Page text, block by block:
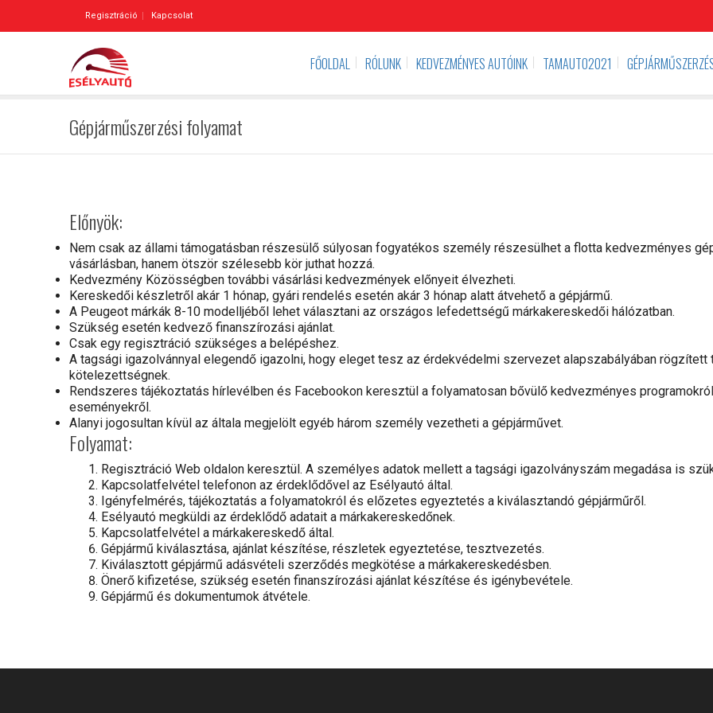
Regisztráció Kapcsolat
FŐOLDAL RÓLUNK KEDVEZMÉNYES AUTÓINK TAMAUTO2021
Gépjárműszerzési folyamat
Előnyök:
Nem csak az állami támogatásban részesülő súlyosan fogyatékos személy részesülhet a flotta kedvezményes
vásárlásban, hanem ötször szélesebb kör juthat hozzá.
Kedvezmény Közösségben további vásárlási kedvezmények előnyeit élvezheti.
Kereskedői készletről akár 1 hónap, gyári rendelés esetén akár 3 hónap alatt átvehető a gépjármű.
A Peugeot márkák 8-10 modelljéből lehet választani az országos lefedettségű márkakereskedői hálózatban.
Szükség esetén kedvező finanszírozási ajánlat.
Csak egy regisztráció szükséges a belépéshez.
A tagsági igazolvánnyal elegendő igazolni, hogy eleget tesz az érdekvédelmi szervezet alapszabályában rögzített
kötelezettségnek.
Rendszeres tájékoztatás hírlevélben és Facebookon keresztül a folyamatosan bővülő kedvezményes
eseményekről.
Alanyi jogosultan kívül az általa megjelölt egyéb három személy vezetheti a gépjárművet.
Folyamat:
Regisztráció Web oldalon keresztül. A személyes adatok mellett a tagsági igazolványszám megadása is
Kapcsolatfelvétel telefonon az érdeklődővel az Esélyautó által.
Igényfelmérés, tájékoztatás a folyamatokról és előzetes egyeztetés a kiválasztandó gépjárműről.
Esélyautó megküldi az érdeklődő adatait a márkakereskedőnek.
Kapcsolatfelvétel a márkakereskedő által.
Gépjármű kiválasztása, ajánlat készítése, részletek egyeztetése, tesztvezetés.
Kiválasztott gépjármű adásvételi szerződés megkötése a márkakereskedésben.
Önerő kifizetése, szükség esetén finanszírozási ajánlat készítése és igénybevétele.
Gépjármű és dokumentumok átvétele.